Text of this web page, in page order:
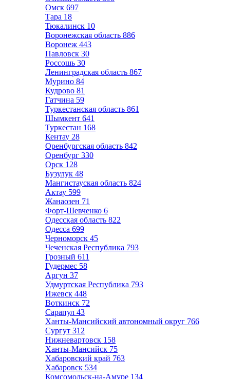
Омск 697
Тара 18
Тюкалинск 10
Воронежская область 886
Воронеж 443
Павловск 30
Россошь 30
Ленинградская область 867
Мурино 84
Кудрово 81
Гатчина 59
Туркестанская область 861
Шымкент 641
Туркестан 168
Кентау 28
Оренбургская область 842
Оренбург 330
Орск 128
Бузулук 48
Мангистауская область 824
Актау 599
Жанаозен 71
Форт-Шевченко 6
Одесская область 822
Одесса 699
Черноморск 45
Чеченская Республика 793
Грозный 611
Гудермес 58
Аргун 37
Удмуртская Республика 793
Ижевск 448
Воткинск 72
Сарапул 43
Ханты-Мансийский автономный округ 766
Сургут 312
Нижневартовск 158
Ханты-Мансийск 75
Хабаровский край 763
Хабаровск 534
Комсомольск-на-Амуре 134